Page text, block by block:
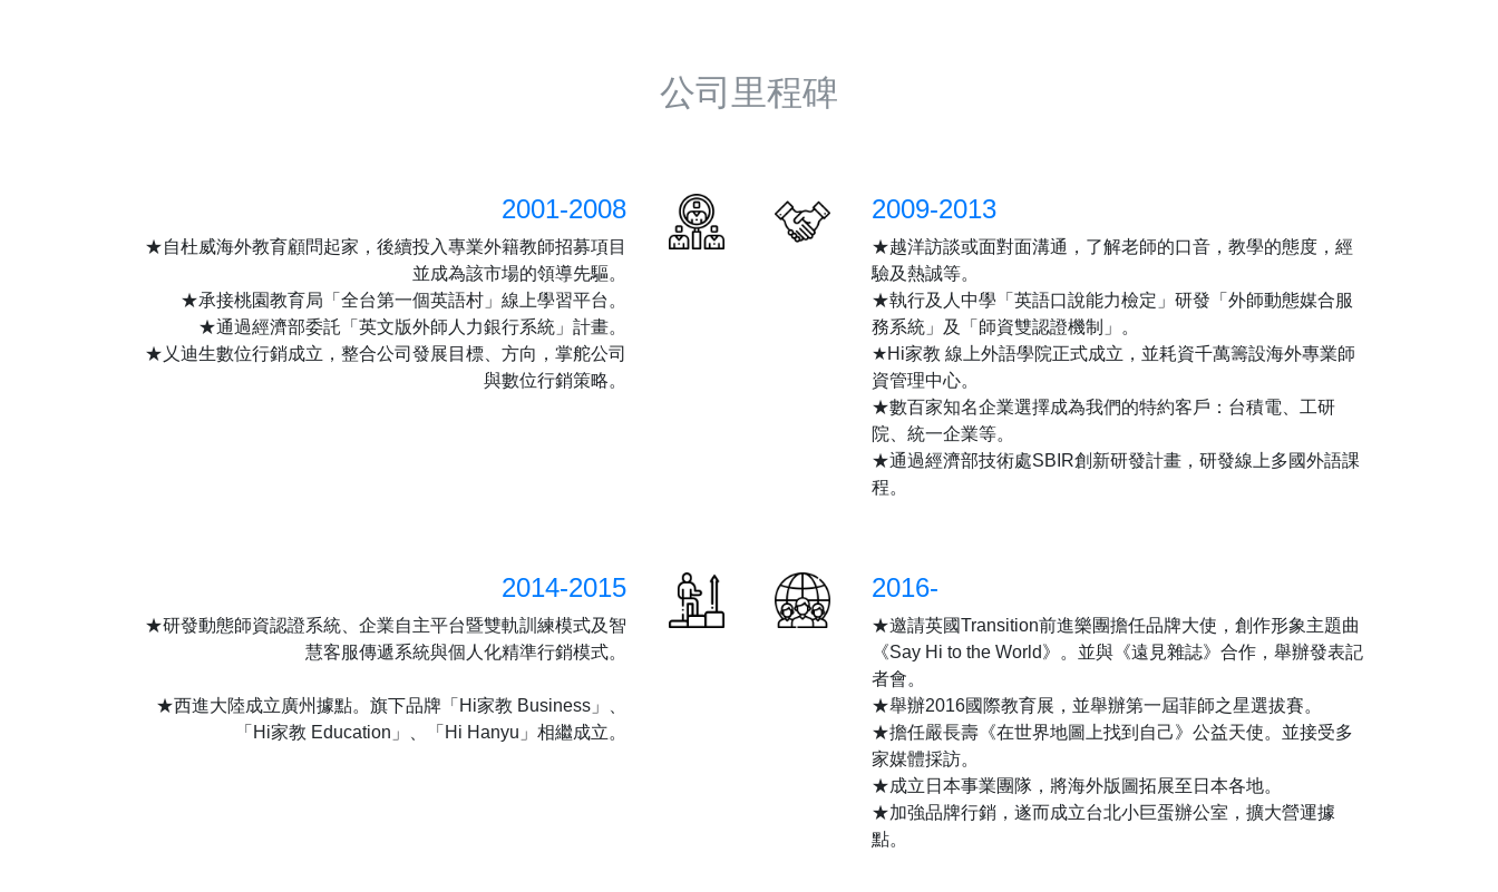
公司里程碑
2001-2008
★自杜威海外教育顧問起家，後續投入專業外籍教師招募項目
並成為該市場的領導先驅。
★承接桃園教育局「全台第一個英語村」線上學習平台。
★通過經濟部委託「英文版外師人力銀行系統」計畫。
★乂迪生數位行銷成立，整合公司發展目標、方向，掌舵公司
與數位行銷策略。
2014-2015
★研發動態師資認證系統、企業自主平台暨雙軌訓練模式及智
慧客服傳遞系統與個人化精準行銷模式。
★西進大陸成立廣州據點。旗下品牌「Hi家教 Business」、
「Hi家教 Education」、「Hi Hanyu」相繼成立。
2009-2013
★越洋訪談或面對面溝通，了解老師的口音，教學的態度，經
驗及熱誠等。
★執行及人中學「英語口說能力檢定」研發「外師動態媒合服
務系統」及「師資雙認證機制」。
★Hi家教 線上外語學院正式成立，並耗資千萬籌設海外專業師
資管理中心。
★數百家知名企業選擇成為我們的特約客戶：台積電、工研
院、統一企業等。
★通過經濟部技術處SBIR創新研發計畫，研發線上多國外語課
程。
2016-
★邀請英國Transition前進樂團擔任品牌大使，創作形象主題曲
《Say Hi to the World》。並與《遠見雜誌》合作，舉辦發表記
者會。
★舉辦2016國際教育展，並舉辦第一屆菲師之星選拔賽。
★擔任嚴長壽《在世界地圖上找到自己》公益天使。並接受多
家媒體採訪。
★成立日本事業團隊，將海外版圖拓展至日本各地。
★加強品牌行銷，遂而成立台北小巨蛋辦公室，擴大營運據
點。